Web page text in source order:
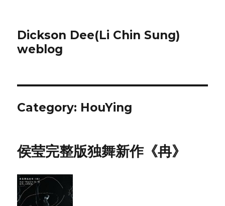
Dickson Dee(Li Chin Sung)
weblog
Category: HouYing
侯莹完整版独舞新作《冉》